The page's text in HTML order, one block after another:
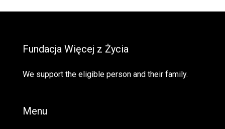
Fundacja Więcej z Życia
We support the eligible person and their family.
Menu